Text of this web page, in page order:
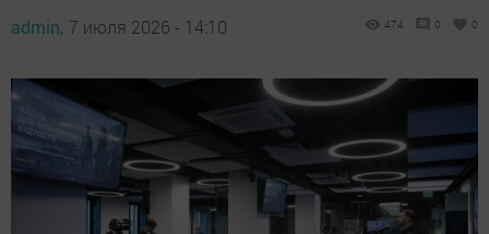
admin, 7 июля 2026 - 14:10 474 0 0